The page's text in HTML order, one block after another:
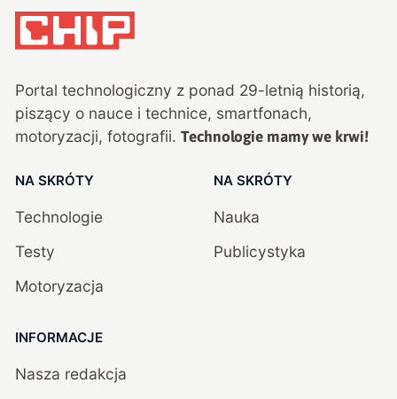
Portal technologiczny z ponad 29-letnią historią,
piszący o nauce i technice, smartfonach,
motoryzacji, fotografii. Technologie mamy we krwi!
NA SKRÓTY
Technologie
Testy
Motoryzacja
NA SKRÓTY
Nauka
Publicystyka
INFORMACJE
Nasza redakcja